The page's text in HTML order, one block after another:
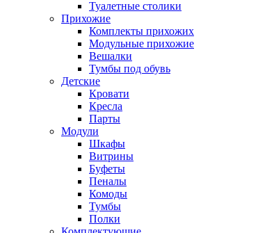
Туалетные столики
Прихожие
Комплекты прихожих
Модульные прихожие
Вешалки
Тумбы под обувь
Детские
Кровати
Кресла
Парты
Модули
Шкафы
Витрины
Буфеты
Пеналы
Комоды
Тумбы
Полки